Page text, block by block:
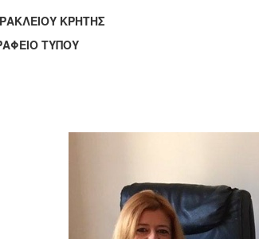
ΚΡΗΤΗΣ
ΤΥΠΟΥ